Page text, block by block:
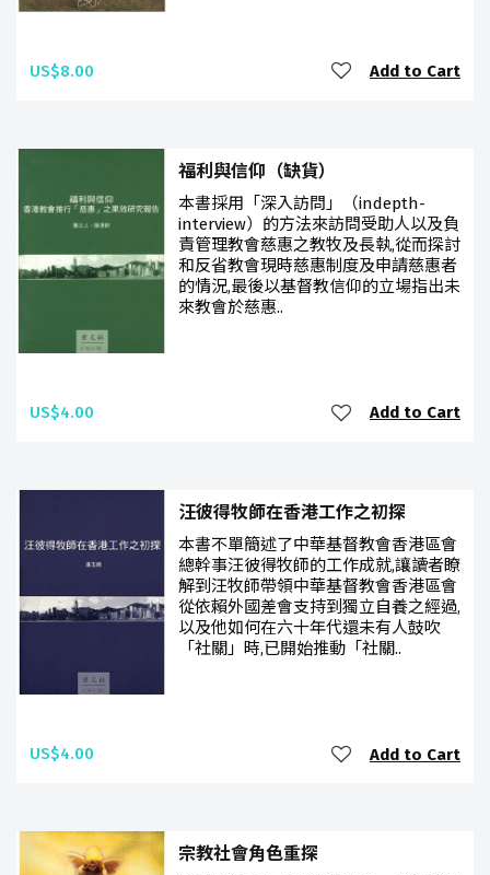
US$8.00 Add to Cart
福利與信仰（缺貨）
本書採用「深入訪問」（indepth-
interview）的方法來訪問受助人以及負
責管理教會慈惠之教牧及長執,從而探討
和反省教會現時慈惠制度及申請慈惠者
的情況,最後以基督教信仰的立場指出未
來教會於慈惠..
US$4.00 Add to Cart
汪彼得牧師在香港工作之初探
本書不單簡述了中華基督教會香港區會
總幹事汪彼得牧師的工作成就,讓讀者瞭
解到汪牧師帶領中華基督教會香港區會
從依賴外國差會支持到獨立自養之經過,
以及他如何在六十年代還未有人鼓吹
「社關」時,已開始推動「社關..
US$4.00 Add to Cart
宗教社會角色重探